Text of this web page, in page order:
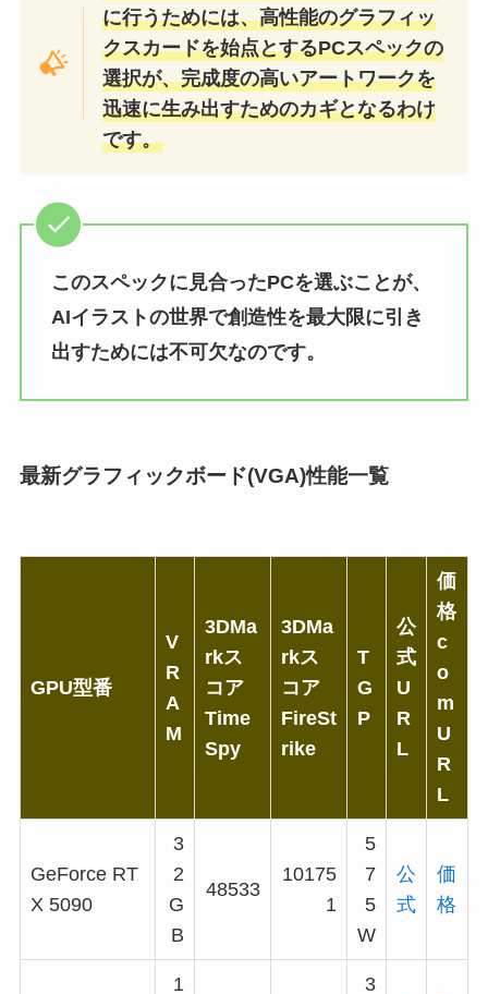
に行うためには、高性能のグラフィッ
クスカードを始点とするPCスペックの
選択が、完成度の高いアートワークを
迅速に生み出すためのカギとなるわけ
です。
このスペックに見合ったPCを選ぶことが、
AIイラストの世界で創造性を最大限に引き
出すためには不可欠なのです。
最新グラフィックボード(VGA)性能一覧
GPU型番
V
R
A
M
3DMa
rkス
コア
Time
Spy
3DMa
rkス
コア
FireSt
rike
T
G
P
公
式
U
R
L
価
格
c
o
m
U
R
L
GeForce RT
X 5090
3
2
G
B
48533
10175
1
5
7
5
W
公
式
価
格
1
3